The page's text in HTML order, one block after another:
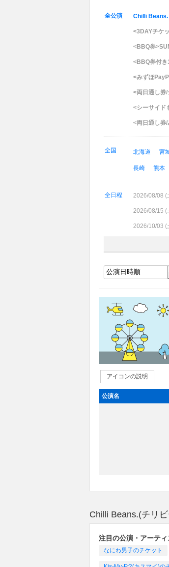
全公演 Chilli Beans.
<3DAYチケ
<BBQ券
<BBQ券付き
<みずほ
<両日通し券
<シーサイド
<両日通し券
全国 北海道 宮
長崎 熊本
全日程 2026/08/08 (
2026/08/15 (
2026/10/03 (
アイコンの説明
公演名
Chilli Beans.(チリ
注目の公演・アーテ
なにわ男子のチケット